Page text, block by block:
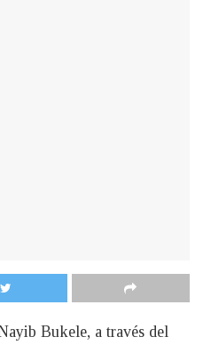
Bukele, a través del